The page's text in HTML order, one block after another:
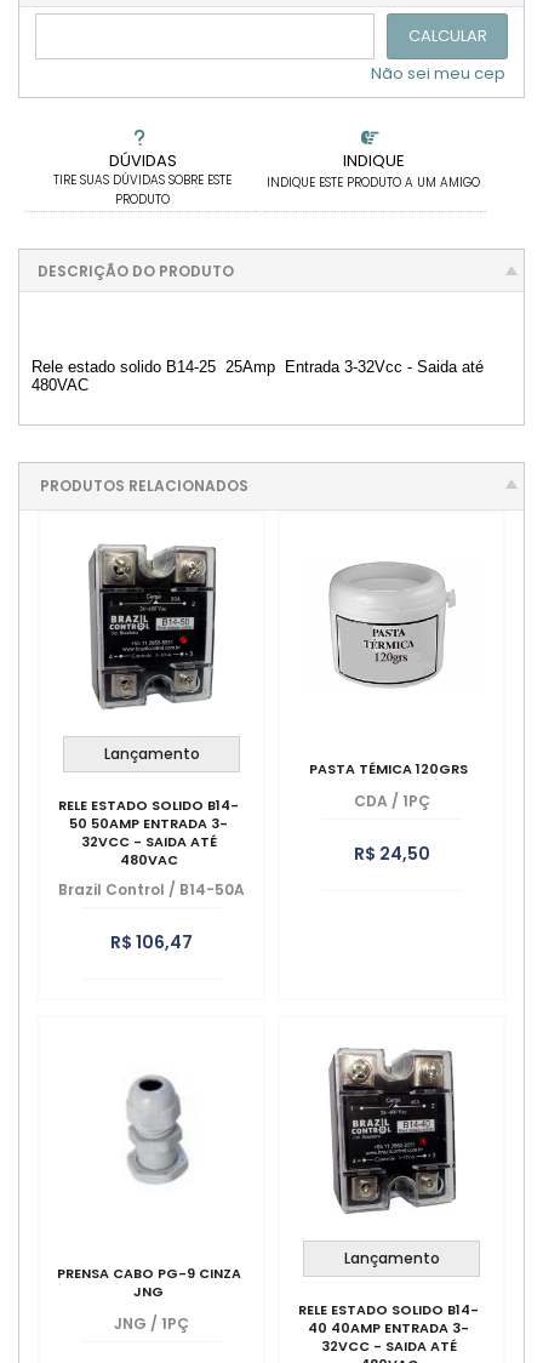
DÚVIDAS
TIRE SUAS DÚVIDAS SOBRE ESTE
PRODUTO
INDIQUE
INDIQUE ESTE PRODUTO A UM AMIGO
CALCULAR
Não sei meu cep
DESCRIÇÃO DO PRODUTO
Rele estado solido B14-25 25Amp Entrada 3-32Vcc - Saida até
480VAC
PRODUTOS RELACIONADOS
Lançamento
RELE ESTADO SOLIDO B14-
50 50AMP ENTRADA 3-
32VCC - SAIDA ATÉ
480VAC
Brazil Control / B14-50A
R$ 106,47
PASTA TÉMICA 120GRS
CDA / 1PÇ
R$ 24,50
PRENSA CABO PG-9 CINZA
JNG
JNG / 1PÇ
Lançamento
RELE ESTADO SOLIDO B14-
40 40AMP ENTRADA 3-
32VCC - SAIDA ATÉ